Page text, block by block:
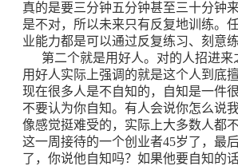
真的是要三分钟五分钟甚至三十分钟
是不对，所以未来只有反复地训练。
业能力都是可以通过反复练习、刻意
第二个就是用好人。对的人招进来
用好人实际上强调的就是这个人到底
现在很多人是不自知的，自知是一件
不要认为你自知。有人会说你怎么说
像感觉挺难受的，实际上大多数人都
这一周接待的一个创业者45岁了，最
了，你说他自知吗？如果他要自知的